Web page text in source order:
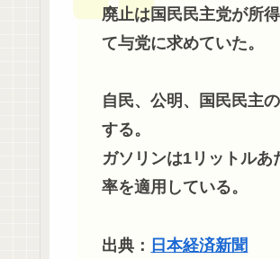
廃止は国民民主党が所
て与党に求めていた。
自民、公明、国民民主
する。
ガソリンは1リットル
率を適用している。
出典： 日本経済新聞